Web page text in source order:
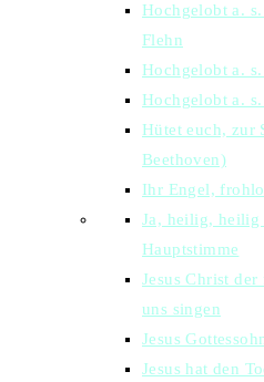
Hochgelobt a.
Flehn
Hochgelobt a.
Hochgelobt a.
Hütet euch, zur
Beethoven)
Ihr Engel,
Ja, heilig,
Hauptstimme
Jesus Christ
uns singen
Jesus
Jesus hat den